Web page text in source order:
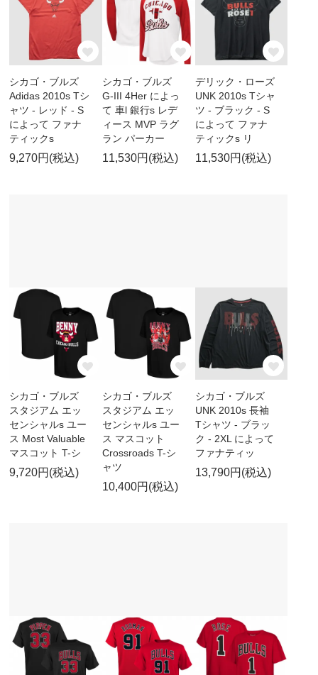
シカゴ・ブルズ
Adidas 2010s Tシ
ャツ - レッド - S
によって ファナ
ティックs
9,270円(税込)
シカゴ・ブルズ
G-III 4Her によっ
て 車l 銀行s レデ
ィース MVP ラグ
ラン パーカー
11,530円(税込)
デリック・ローズ
UNK 2010s Tシャ
ツ - ブラック - S
によって ファナ
ティックs リ
11,530円(税込)
シカゴ・ブルズ
スタジアム エッ
センシャルs ユー
ス Most Valuable
マスコット T-シ
9,720円(税込)
シカゴ・ブルズ
スタジアム エッ
センシャルs ユー
ス マスコット
Crossroads T-シ
ャツ
10,400円(税込)
シカゴ・ブルズ
UNK 2010s 長袖
Tシャツ - ブラッ
ク - 2XL によって
ファナティッ
13,790円(税込)